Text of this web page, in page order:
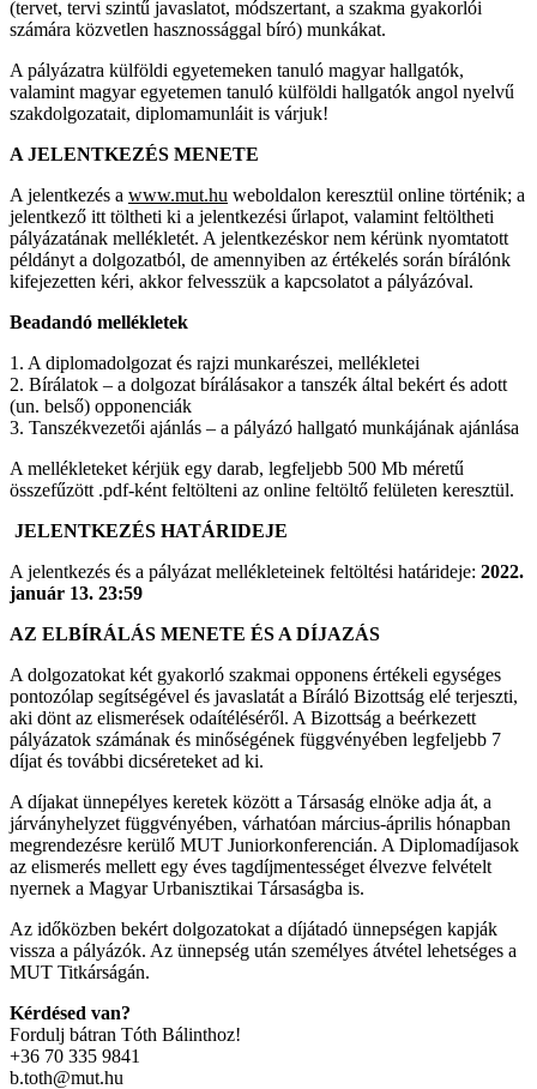
(tervet, tervi szintű javaslatot, módszertant, a szakma gyakorlói
számára közvetlen hasznossággal bíró) munkákat.
A pályázatra külföldi egyetemeken tanuló magyar hallgatók,
valamint magyar egyetemen tanuló külföldi hallgatók angol nyelvű
szakdolgozatait, diplomamunláit is várjuk!
A JELENTKEZÉS MENETE
A jelentkezés a www.mut.hu weboldalon keresztül online történik; a
jelentkező itt töltheti ki a jelentkezési űrlapot, valamint feltöltheti
pályázatának mellékletét. A jelentkezéskor nem kérünk nyomtatott
példányt a dolgozatból, de amennyiben az értékelés során bírálónk
kifejezetten kéri, akkor felvesszük a kapcsolatot a pályázóval.
Beadandó mellékletek
1. A diplomadolgozat és rajzi munkarészei, mellékletei
2. Bírálatok – a dolgozat bírálásakor a tanszék által bekért és adott
(un. belső) opponenciák
3. Tanszékvezetői ajánlás – a pályázó hallgató munkájának ajánlása
A mellékleteket kérjük egy darab, legfeljebb 500 Mb méretű
összefűzött .pdf-ként feltölteni az online feltöltő felületen keresztül.
JELENTKEZÉS HATÁRIDEJE
A jelentkezés és a pályázat mellékleteinek feltöltési határideje: 2022.
január 13. 23:59
AZ ELBÍRÁLÁS MENETE ÉS A DÍJAZÁS
A dolgozatokat két gyakorló szakmai opponens értékeli egységes
pontozólap segítségével és javaslatát a Bíráló Bizottság elé terjeszti,
aki dönt az elismerések odaítéléséről. A Bizottság a beérkezett
pályázatok számának és minőségének függvényében legfeljebb 7
díjat és további dicséreteket ad ki.
A díjakat ünnepélyes keretek között a Társaság elnöke adja át, a
járványhelyzet függvényében, várhatóan március-április hónapban
megrendezésre kerülő MUT Juniorkonferencián. A Diplomadíjasok
az elismerés mellett egy éves tagdíjmentességet élvezve felvételt
nyernek a Magyar Urbanisztikai Társaságba is.
Az időközben bekért dolgozatokat a díjátadó ünnepségen kapják
vissza a pályázók. Az ünnepség után személyes átvétel lehetséges a
MUT Titkárságán.
Kérdésed van?
Fordulj bátran Tóth Bálinthoz!
+36 70 335 9841
b.toth@mut.hu